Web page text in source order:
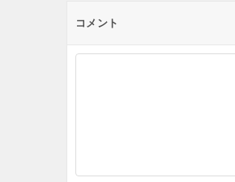
コメント